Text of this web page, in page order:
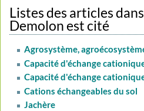
Listes des articles
Demolon est cité
Agrosystème,
Capacité d'échange
Capacité d'échange
Cations échangeables du sol
Jachère